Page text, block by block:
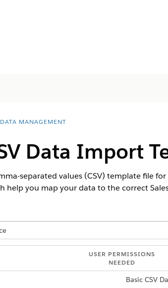
MANAGEMENT
Data Import
separated values (CSV) template file
help you map your data to the correct
USER PERMISSIONS
NEEDED
Basic CSV